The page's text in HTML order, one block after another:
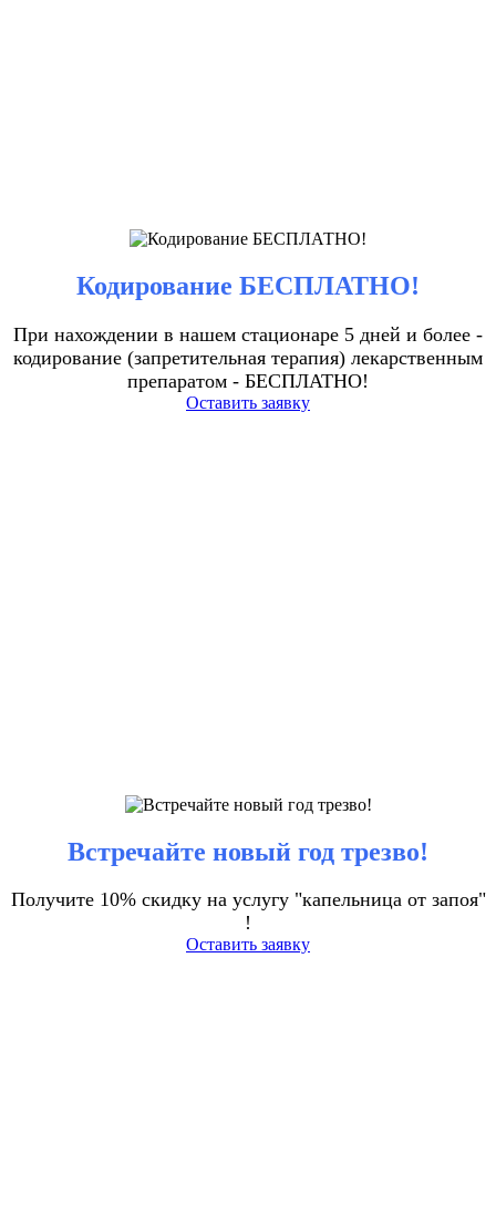
Кодирование БЕСПЛАТНО!
При нахождении в нашем стационаре 5 дней и более -
кодирование (запретительная терапия) лекарственным
препаратом - БЕСПЛАТНО!
Оставить заявку
Встречайте новый год трезво!
Получите 10% скидку на услугу "капельница от запоя"
!
Оставить заявку